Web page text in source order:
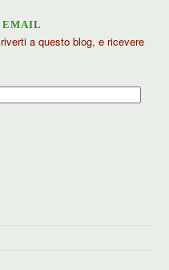
EMAIL
a questo blog, e ricevere